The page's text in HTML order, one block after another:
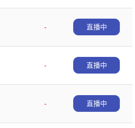
-
直播中
-
直播中
-
直播中